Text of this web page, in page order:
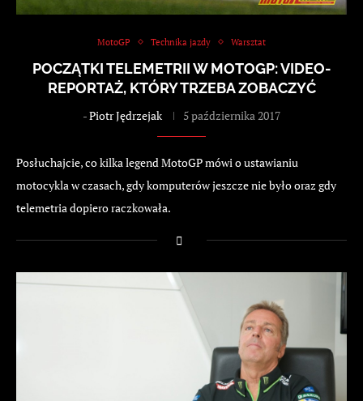
MotoGP Technika jazdy Warsztat
POCZĄTKI TELEMETRII W MOTOGP: VIDEO-
REPORTAŻ, KTÓRY TRZEBA ZOBACZYĆ
-Piotr Jędrzejak 5 października 2017
Posłuchajcie, co kilka legend MotoGP mówi o ustawianiu
motocykla w czasach, gdy komputerów jeszcze nie było oraz gdy
telemetria dopiero raczkowała.